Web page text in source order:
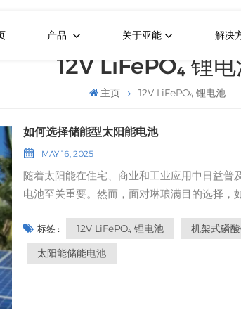
产品 关于亚能 解决
12V LiFePO₄ 锂
主页 12V LiFePO₄ 锂电池
如何选择储能型太阳能电池
MAY 16, 2025
随着太阳能在住宅、商业和工业应用中日益普
电池至关重要。然而，面对琳琅满目的选择，
的太阳能储能电池，重点介绍12V磷酸铁锂电池
电池和耐腐蚀锂电池。 确定您的太阳能存储需
格之前，您必须首先评估您的储能需求：应用
标签 : 12V LiFePO₄ 锂电池
机架式磷
太阳能储能电池